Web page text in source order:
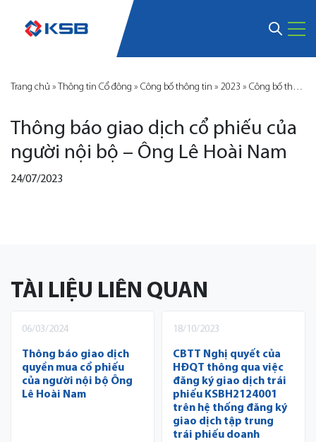
Trang chủ » Thông tin Cổ đông » Công bố thông tin » 2023 » Công bố thông tin KSB
Thông báo giao dịch cổ phiếu của
người nội bộ – Ông Lê Hoài Nam
24/07/2023
TÀI LIỆU LIÊN QUAN
06/03/2024
Thông báo giao dịch
quyền mua cổ phiếu
của người nội bộ Ông
Lê Hoài Nam
18/10/2023
CBTT Nghị quyết của
HĐQT thông qua việc
đăng ký giao dịch trái
phiếu KSBH2124001
trên hệ thống đăng ký
giao dịch tập trung
trái phiếu doanh